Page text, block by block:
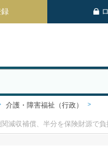
介護・障害福祉（行政）
減収補償、半分を保険財源で負